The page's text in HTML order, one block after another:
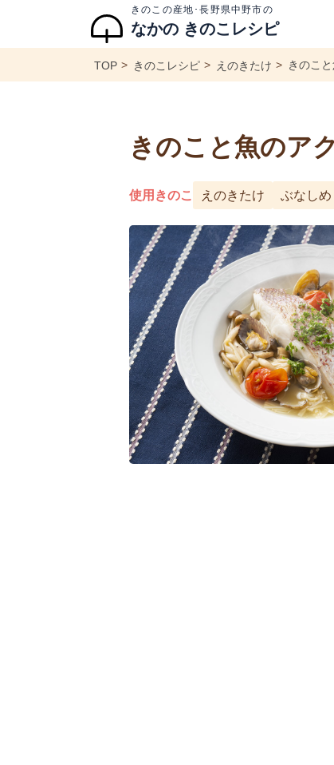
きのこの産地･長野県中野市の
なかの きのこレシピ
TOP きのこレシピ えのきたけ きのこ
きのこと魚のア
使用きのこ えのきたけ ぶなしめ